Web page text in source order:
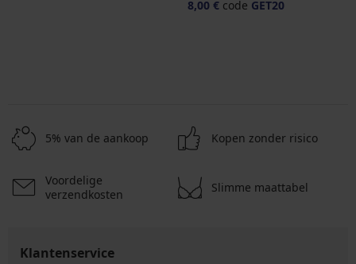
8,00 € code GET20
5% van de aankoop Kopen zonder risico
Voordelige
verzendkosten
Slimme maattabel
Klantenservice